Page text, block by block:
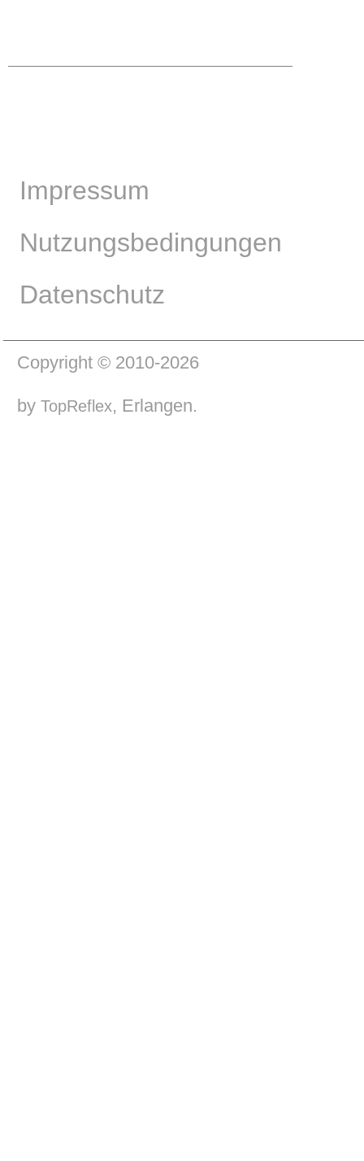
Impressum
Nutzungsbedingungen
Datenschutz
Copyright © 2010-2026
by TopReflex, Erlangen.